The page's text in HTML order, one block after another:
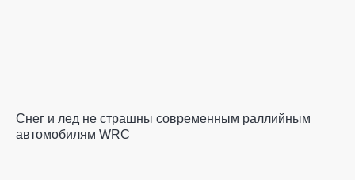
Снег и лед не страшны современным раллийным
автомобилям WRC